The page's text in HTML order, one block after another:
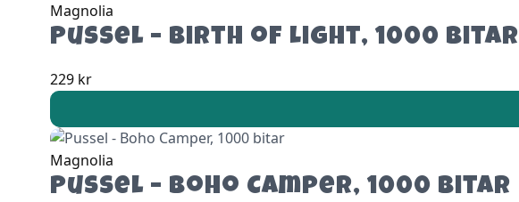
Magnolia
Pussel – Birth of Light, 1000 bitar
229 kr
Magnolia
Pussel – Boho Camper, 1000 bitar